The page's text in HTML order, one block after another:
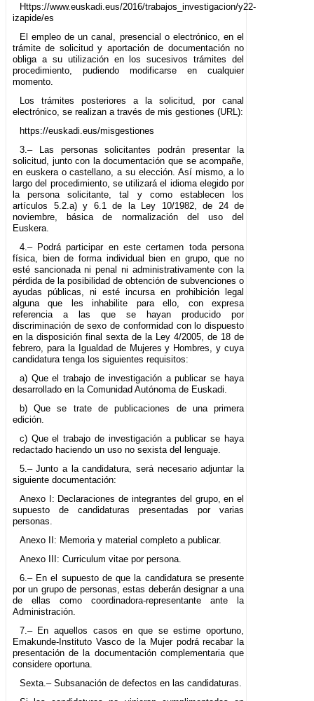
Https://www.euskadi.eus/2016/trabajos_investigacion/y22-
izapide/es
El empleo de un canal, presencial o electrónico, en el
trámite de solicitud y aportación de documentación no
obliga a su utilización en los sucesivos trámites del
procedimiento, pudiendo modificarse en cualquier
momento.
Los trámites posteriores a la solicitud, por canal
electrónico, se realizan a través de mis gestiones (URL):
https://euskadi.eus/misgestiones
3.– Las personas solicitantes podrán presentar la
solicitud, junto con la documentación que se acompañe,
en euskera o castellano, a su elección. Así mismo, a lo
largo del procedimiento, se utilizará el idioma elegido por
la persona solicitante, tal y como establecen los
artículos 5.2.a) y 6.1 de la Ley 10/1982, de 24 de
noviembre, básica de normalización del uso del
Euskera.
4.– Podrá participar en este certamen toda persona
física, bien de forma individual bien en grupo, que no
esté sancionada ni penal ni administrativamente con la
pérdida de la posibilidad de obtención de subvenciones o
ayudas públicas, ni esté incursa en prohibición legal
alguna que les inhabilite para ello, con expresa
referencia a las que se hayan producido por
discriminación de sexo de conformidad con lo dispuesto
en la disposición final sexta de la Ley 4/2005, de 18 de
febrero, para la Igualdad de Mujeres y Hombres, y cuya
candidatura tenga los siguientes requisitos:
a) Que el trabajo de investigación a publicar se haya
desarrollado en la Comunidad Autónoma de Euskadi.
b) Que se trate de publicaciones de una primera
edición.
c) Que el trabajo de investigación a publicar se haya
redactado haciendo un uso no sexista del lenguaje.
5.– Junto a la candidatura, será necesario adjuntar la
siguiente documentación:
Anexo I: Declaraciones de integrantes del grupo, en el
supuesto de candidaturas presentadas por varias
personas.
Anexo II: Memoria y material completo a publicar.
Anexo III: Curriculum vitae por persona.
6.– En el supuesto de que la candidatura se presente
por un grupo de personas, estas deberán designar a una
de ellas como coordinadora-representante ante la
Administración.
7.– En aquellos casos en que se estime oportuno,
Emakunde-Instituto Vasco de la Mujer podrá recabar la
presentación de la documentación complementaria que
considere oportuna.
Sexta.– Subsanación de defectos en las candidaturas.